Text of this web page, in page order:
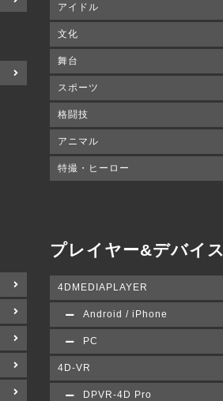
アイドル
文化
舞台
スポーツ
格闘技
アニマル
特撮・ヒーロー
プレイヤー&デバイス
4DMEDIAPLAYER
Android / iPhone
PC
4D-VR
DPVR-4D Pro